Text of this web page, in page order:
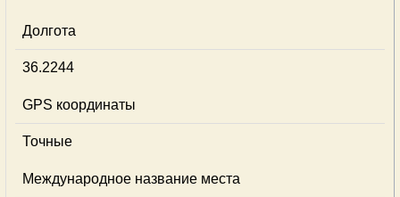
Долгота
36.2244
GPS координаты
Точные
Международное название места